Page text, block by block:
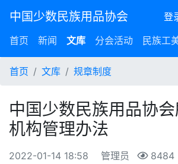
中国少数民族用品协会 登
首页
新闻 文库 分会活动 民族工
首页 文库 规章制度
中国少数民族用品协
机构管理办法
2022-01-14 18:58 管理员 8484